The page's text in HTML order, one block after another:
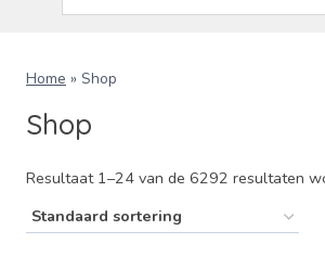
Home » Shop
Shop
Resultaat 1–24 van de 6292 resultaten